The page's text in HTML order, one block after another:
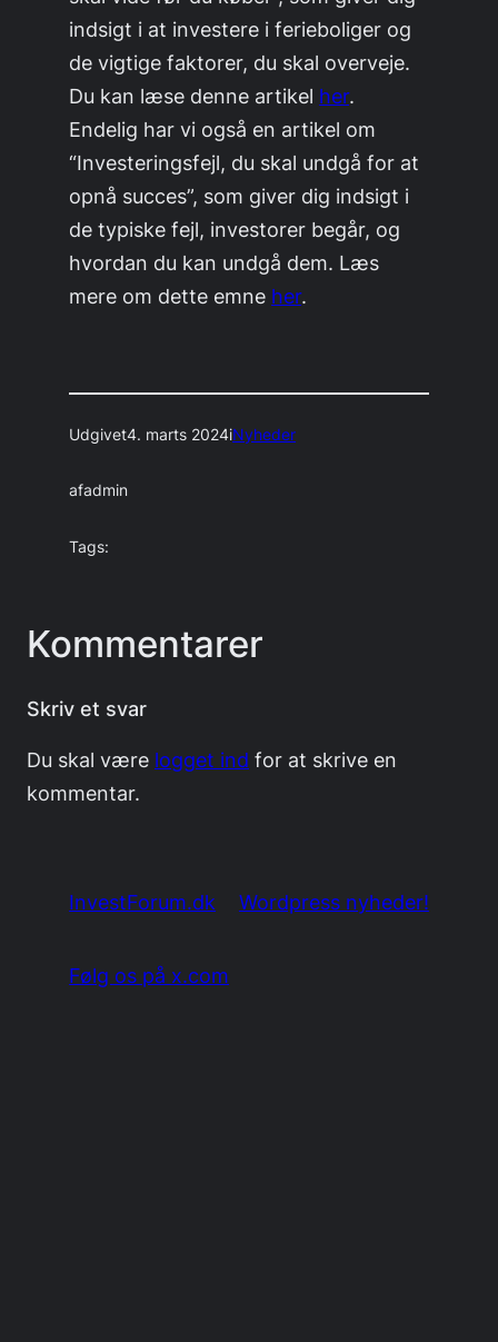
indsigt i at investere i ferieboliger og
de vigtige faktorer, du skal overveje.
Du kan læse denne artikel her.
Endelig har vi også en artikel om
“Investeringsfejl, du skal undgå for at
opnå succes”, som giver dig indsigt i
de typiske fejl, investorer begår, og
hvordan du kan undgå dem. Læs
mere om dette emne her.
Udgivet4. marts 2024iNyheder
afadmin
Tags:
Kommentarer
Skriv et svar
Du skal være logget ind for at skrive en
kommentar.
InvestForum.dk Wordpress nyheder!
Følg os på x.com